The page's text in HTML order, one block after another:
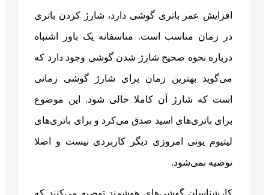
افزایش عمر باتری گوشی دارد، شارژ کردن باتری
در زمان مناسب است. متاسفانه یک باور اشتباه
درباره نحوه صحیح شارژ شدن گوشی وجود دارد که
می‌گوید بهترین زمان برای شارژ گوشی زمانی
است که شارژ آن کاملا خالی شود. این موضوع
برای باتری‌های اسید صدق می‌کرد و برای باتری‌های
لیتیوم یونی امروزی دیگر کاربردی نیست و اصلا
توصیه نمی‌شود.
کارشناسان گوشی‌های هوشمند توصیه می‌کنند که